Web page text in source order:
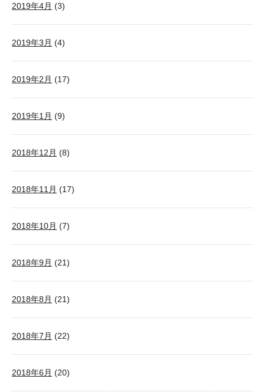
2019年4月 (3)
2019年3月 (4)
2019年2月 (17)
2019年1月 (9)
2018年12月 (8)
2018年11月 (17)
2018年10月 (7)
2018年9月 (21)
2018年8月 (21)
2018年7月 (22)
2018年6月 (20)